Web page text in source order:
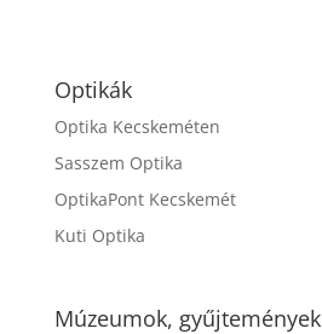
Optikák
Optika Kecskeméten
Sasszem Optika
OptikaPont Kecskemét
Kuti Optika
Múzeumok, gyűjtemények